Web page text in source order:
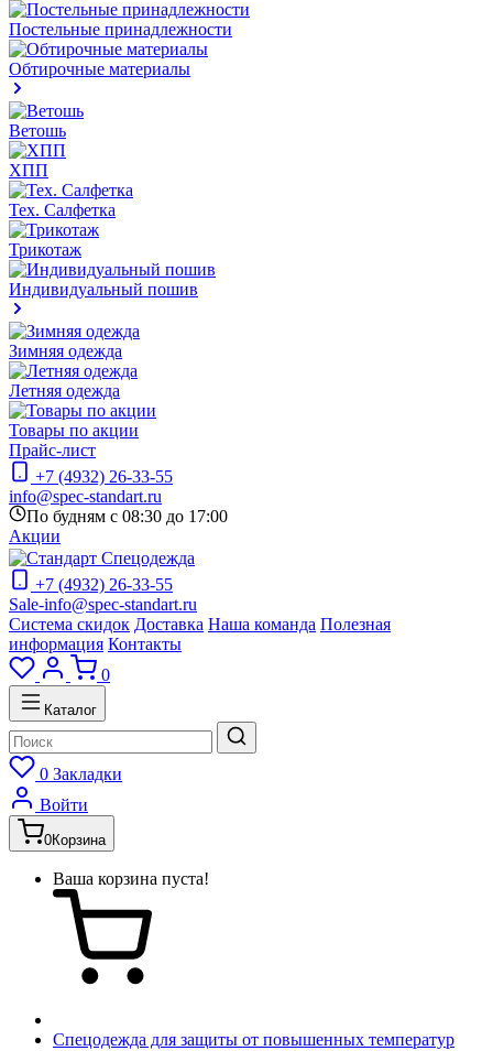
Постельные принадлежности
Обтирочные материалы
Ветошь
ХПП
Тех. Салфетка
Трикотаж
Индивидуальный пошив
Зимняя одежда
Летняя одежда
Товары по акции
Прайс-лист
+7 (4932) 26-33-55
info@spec-standart.ru
По будням с 08:30 до 17:00
Акции
+7 (4932) 26-33-55
Sale-info@spec-standart.ru
Система скидок Доставка Наша команда Полезная
информация Контакты
0
Каталог
0 Закладки
Войти
0Корзина
Ваша корзина пуста!
Спецодежда для защиты от повышенных температур